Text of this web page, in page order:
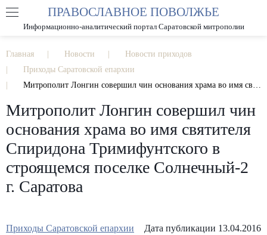
РАЗМЕР ШРИФТА А А
ПРАВОСЛАВНОЕ ПОВОЛЖЬЕ
Информационно-аналитический портал Саратовской митрополии
Главная Новости
Новости приходов
Приходы Саратовской епархии
Митрополит Лонгин совершил чин основания храма во имя святителя Спиридона Тримифунтского в строящемся поселке Солнечный-2 г. Саратова
Митрополит Лонгин совершил чин
основания храма во имя святителя
Спиридона Тримифунтского в
строящемся поселке Солнечный-2
г. Саратова
Приходы Саратовской епархии Дата публикации 13.04.2016